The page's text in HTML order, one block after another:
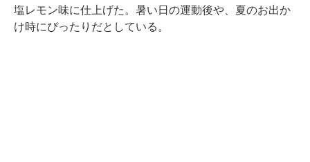
塩レモン味に仕上げた。暑い日の運動後や、夏のお出か
け時にぴったりだとしている。